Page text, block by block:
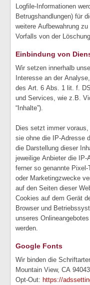
Logfile-Informationen
Betrugshandlungen) für
weitere Aufbewahrung
Vorfalls von der
Einbindung von
Wir setzen innerhalb
Interesse an der
des Art. 6 Abs. 1 lit. f.
und Services, wie z.B.
“Inhalte”).
Dies setzt immer
sie ohne die IP-Adresse
die Darstellung dieser
jeweilige Anbieter die IP-
ferner so genannte
oder Marketingzwecke
auf den Seiten dieser
Cookies auf dem Gerät
Browser und
unseres
werden.
Google Fonts
Wir binden die
Mountain View, CA
Opt-Out: https://